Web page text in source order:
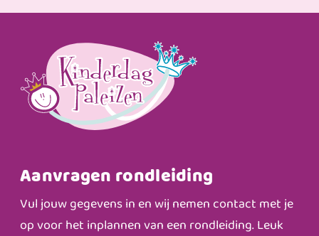
Aanvragen rondleiding
Vul jouw gegevens in en wij nemen contact met je
op voor het inplannen van een rondleiding. Leuk